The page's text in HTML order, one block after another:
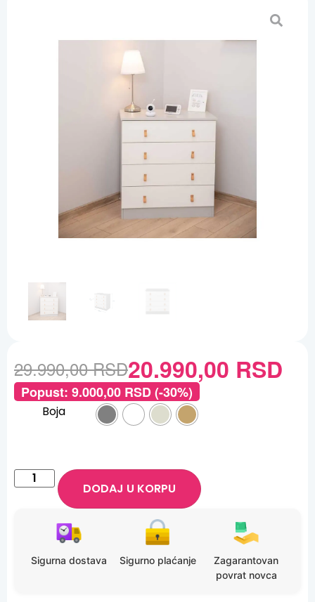
29.990,00RSD20.990,00 RSD
Popust: 9.000,00 RSD(-30%)
Boja
DODAJ U KORPU
Sigurna dostava Sigurno plaćanje
Zagarantovan
povrat novca